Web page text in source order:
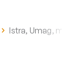
Istra, Umag,